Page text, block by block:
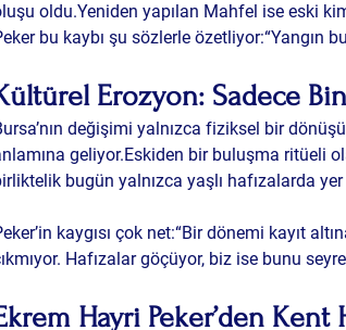
oldu.Yeniden yapılan Mahfel ise eski
bu kaybı şu sözlerle özetliyor:“Yangın
Erozyon: Sadece
değişimi yalnızca fiziksel bir
geliyor.Eskiden bir buluşma ritüeli
bugün yalnızca yaşlı hafızalarda
kaygısı çok net:“Bir dönemi kayıt
Hafızalar göçüyor, biz ise bunu
Hayri Peker’den Kent